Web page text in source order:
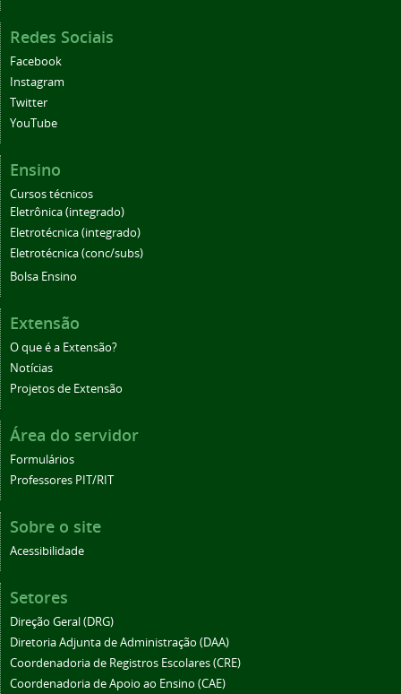
Redes Sociais
Facebook
Instagram
Twitter
YouTube
Ensino
Cursos técnicos
Eletrônica (integrado)
Eletrotécnica (integrado)
Eletrotécnica (conc/subs)
Bolsa Ensino
Extensão
O que é a Extensão?
Notícias
Projetos de Extensão
Área do servidor
Formulários
Professores PIT/RIT
Sobre o site
Acessibilidade
Setores
Direção Geral (DRG)
Diretoria Adjunta de Administração (DAA)
Coordenadoria de Registros Escolares (CRE)
Coordenadoria de Apoio ao Ensino (CAE)